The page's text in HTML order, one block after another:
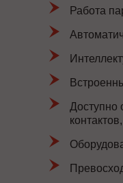
Работа
Доступно